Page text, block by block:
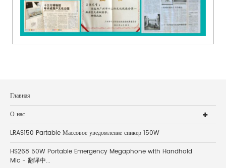
Главная
О нас
LRAS150 Partable Массовое уведомление спикер 150W
HS268 50W Portable Emergency Megaphone with Handhold
Mic - 翻译中...